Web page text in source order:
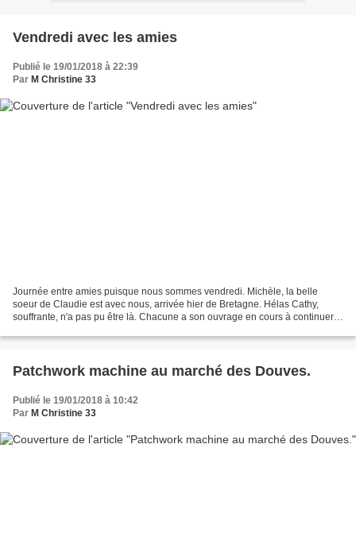
Vendredi avec les amies
Publié le 19/01/2018 à 22:39
Par M Christine 33
Journée entre amies puisque nous sommes vendredi. Michèle, la belle
soeur de Claudie est avec nous, arrivée hier de Bretagne. Hélas Cathy,
souffrante, n'a pas pu être là. Chacune a son ouvrage en cours à continuer:
Patchwork machine au marché des Douves.
Publié le 19/01/2018 à 10:42
Par M Christine 33